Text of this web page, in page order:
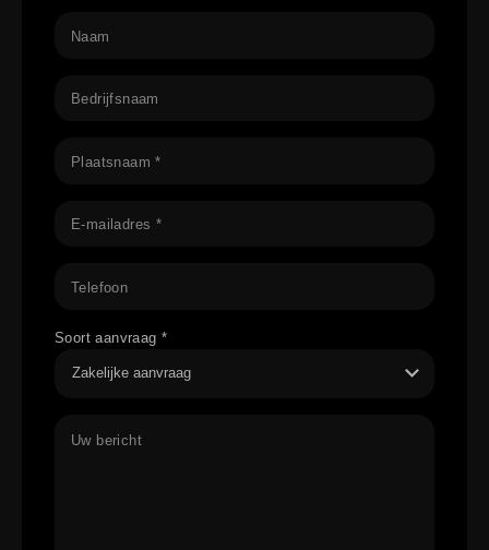
Naam
Bedrijfsnaam
Plaatsnaam *
E-mailadres *
Telefoon
Soort aanvraag *
Uw bericht